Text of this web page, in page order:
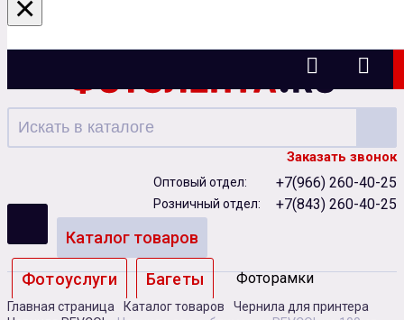
Казань
Заказать звонок
Оптовый отдел: +7(966) 260-40-25
Розничный отдел: +7(843) 260-40-25
Каталог товаров
Фотоуслуги Багеты Фоторамки
Главная страница Каталог товаров
Чернила для принтера
×